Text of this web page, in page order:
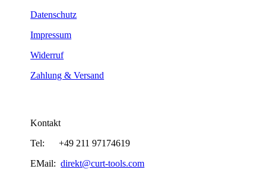
Datenschutz
Impressum
Widerruf
Zahlung & Versand
Kontakt
Tel: +49 211 97174619
EMail:direkt@curt-tools.com